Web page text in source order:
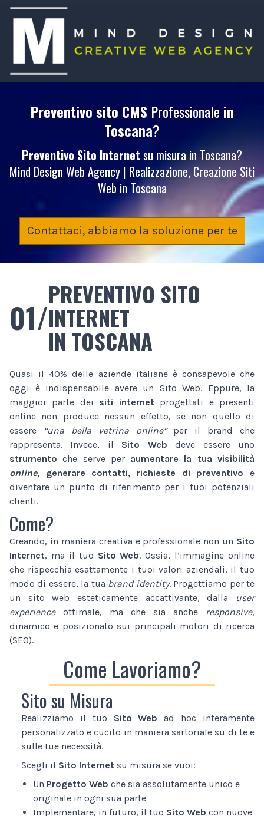
Preventivo sito CMS Professionale in
Toscana?
Preventivo Sito Internetsu misura in Toscana?
Mind Design Web Agency | Realizzazione, Creazione Siti
Web in Toscana
Contattaci, abbiamo la soluzione per te
01/
PREVENTIVO SITO
INTERNET
IN TOSCANA
Quasi il 40% delle aziende italiane è consapevole che
oggi è indispensabile avere un Sito Web. Eppure, la
maggior parte dei siti internet progettati e presenti
online non produce nessun effetto, se non quello di
essere
“una bella vetrina online”per il brand che
rappresenta. Invece, il Sito Web deve essere uno
strumento che serve per aumentare la tua visibilità
online, generare contatti, richieste di preventivo e
diventare un punto di riferimento per i tuoi potenziali
clienti.
Come?
Creando, in maniera creativa e professionale non un Sito
Internet, ma il tuo Sito Web. Ossia, l’immagine online
che rispecchia esattamente i tuoi valori aziendali, il tuo
modo di essere, la tua brand identity. Progettiamo per te
un sito web esteticamente accattivante, dalla
user
experienceottimale, ma che sia anche responsive,
dinamico e posizionato sui principali motori di ricerca
(SEO).
Come Lavoriamo?
Sito su Misura
Realizziamo il tuo Sito Web ad hoc interamente
personalizzato e cucito in maniera sartoriale su di te e
sulle tue necessità.
Scegli il Sito Internet su misura se vuoi:
Un Progetto Web che sia assolutamente unico e
originale in ogni sua parte
Implementare, in futuro, il tuo Sito Web con nuove